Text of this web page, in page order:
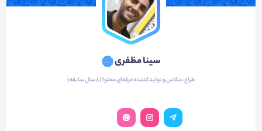
سینا مظفری
طراح ،عکاس و تولید کننده حرفه‌ای محتوا (8 سال سابقه)